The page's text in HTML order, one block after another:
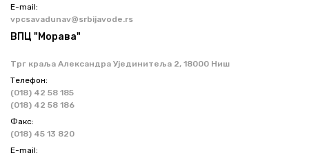
Е-mail:
vpcsavadunav@srbijavode.rs
ВПЦ "Морава"
Трг краља Александра Ујединитеља 2, 18000 Ниш
Телефон:
(018) 42 58 185
(018) 42 58 186
Факс:
(018) 45 13 820
Е-mail: